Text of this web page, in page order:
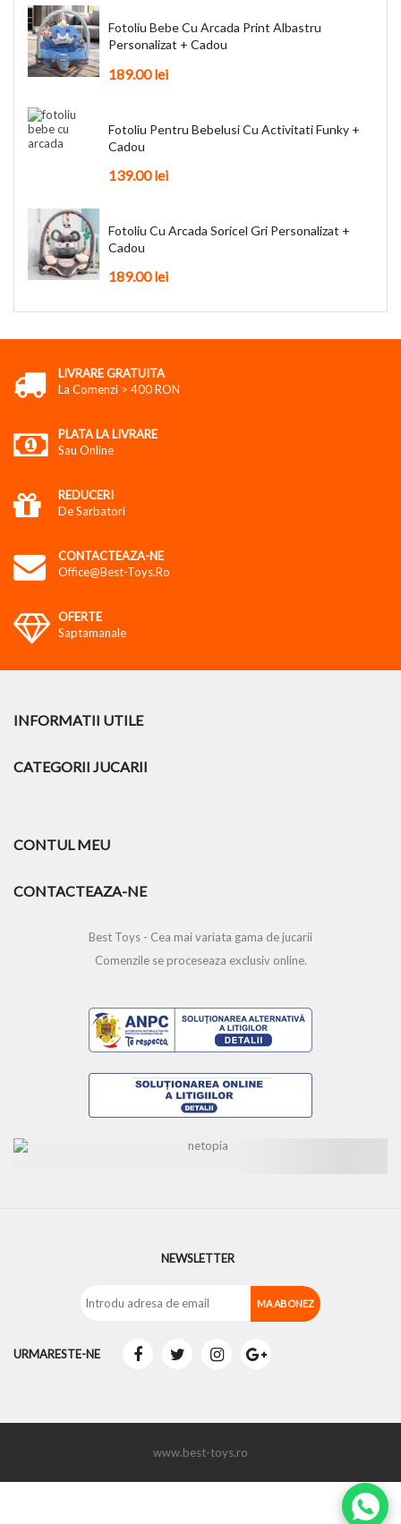
Fotoliu Bebe Cu Arcada Print Albastru
Personalizat + Cadou
189.00lei
Fotoliu Pentru Bebelusi Cu Activitati Funky +
Cadou
139.00lei
Fotoliu Cu Arcada Soricel Gri Personalizat +
Cadou
189.00lei
LIVRARE GRATUITA
La Comenzi > 400 RON
PLATA LA LIVRARE
Sau Online
REDUCERI
De Sarbatori
CONTACTEAZA-NE
Office@best-Toys.ro
OFERTE
Saptamanale
INFORMATII UTILE
CATEGORII JUCARII
CONTUL MEU
CONTACTEAZA-NE
Best Toys - Cea mai variata gama de jucarii
Comenzile se proceseaza exclusiv online.
NEWSLETTER
URMARESTE-NE
www.best-toys.ro